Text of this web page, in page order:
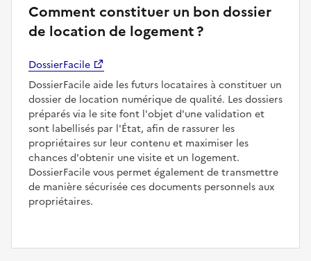
Comment constituer un bon dossier
de location de logement ?
DossierFacile
DossierFacile aide les futurs locataires à constituer un
dossier de location numérique de qualité. Les dossiers
préparés via le site font l'objet d'une validation et
sont labellisés par l'État, afin de rassurer les
propriétaires sur leur contenu et maximiser les
chances d'obtenir une visite et un logement.
DossierFacile vous permet également de transmettre
de manière sécurisée ces documents personnels aux
propriétaires.